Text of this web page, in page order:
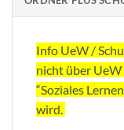
Info UeW /
nicht über
“Soziales
wird.